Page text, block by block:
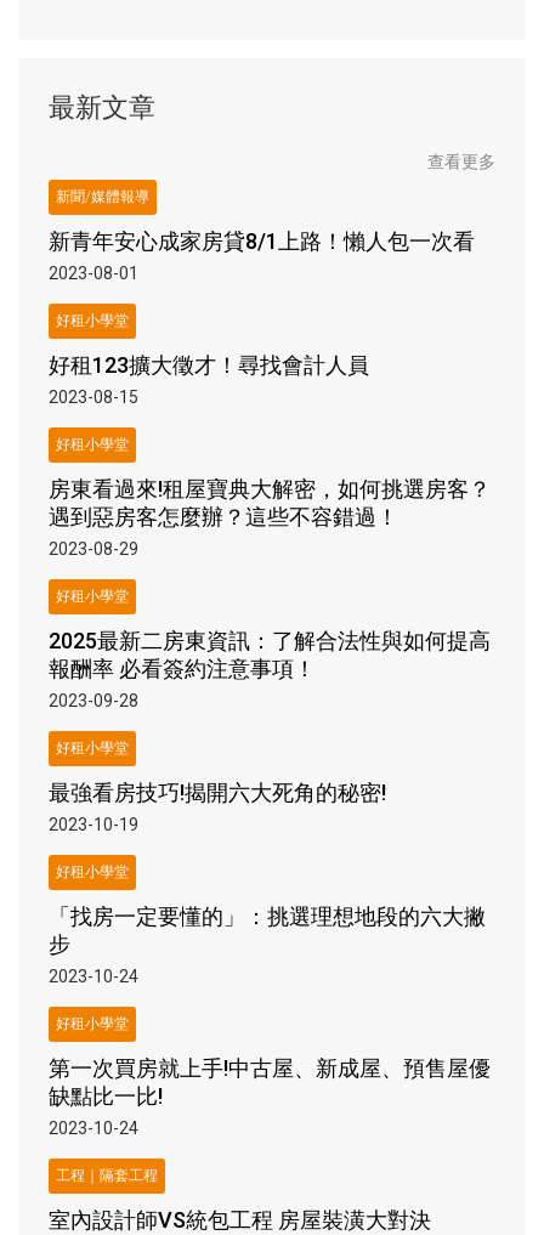
最新文章
查看更多
新聞/媒體報導
新青年安心成家房貸8/1上路！懶人包一次看
2023-08-01
好租小學堂
好租123擴大徵才！尋找會計人員
2023-08-15
好租小學堂
房東看過來!租屋寶典大解密，如何挑選房客？
遇到惡房客怎麼辦？這些不容錯過！
2023-08-29
好租小學堂
2025最新二房東資訊：了解合法性與如何提高
報酬率 必看簽約注意事項！
2023-09-28
好租小學堂
最強看房技巧!揭開六大死角的秘密!
2023-10-19
好租小學堂
「找房一定要懂的」：挑選理想地段的六大撇
步
2023-10-24
好租小學堂
第一次買房就上手!中古屋、新成屋、預售屋優
缺點比一比!
2023-10-24
工程｜隔套工程
室內設計師VS統包工程 房屋裝潢大對決